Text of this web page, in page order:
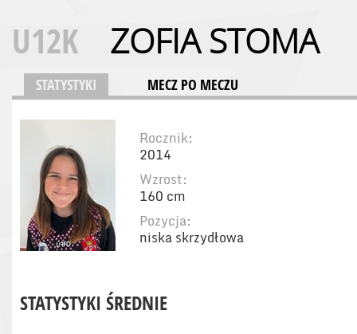
U12K ZOFIA STOMA
STATYSTYKI MECZ PO MECZU
Rocznik:
2014
Wzrost:
160 cm
Pozycja:
niska skrzydłowa
STATYSTYKI ŚREDNIE